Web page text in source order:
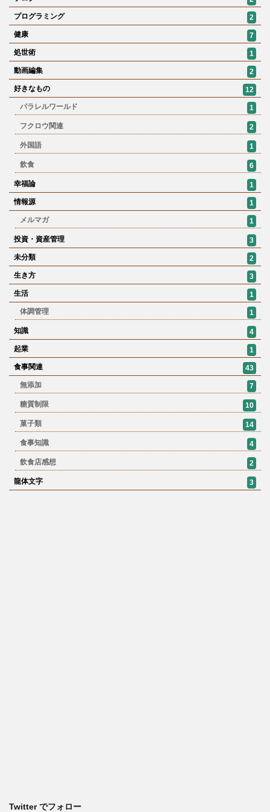
プログラミング
2
健康
7
処世術
1
動画編集
2
好きなもの
12
パラレルワールド
1
フクロウ関連 2
外国語 1
飲食 6
幸福論
1
情報源
1
メルマガ
1
投資・資産管理
3
未分類
2
生き方
3
生活
1
体調管理
1
知識
4
起業
1
食事関連
43
無添加
7
糖質制限 10
菓子類 14
食事知識 4
飲食店感想 2
龍体文字 3
Twitter でフォロー